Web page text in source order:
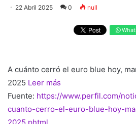
22 Abril 2025 0 null
A cuánto cerró el euro blue hoy,
2025 Leer más
Fuente: https://www.perfil.com/
cuanto-cerro-el-euro-blue-hoy-